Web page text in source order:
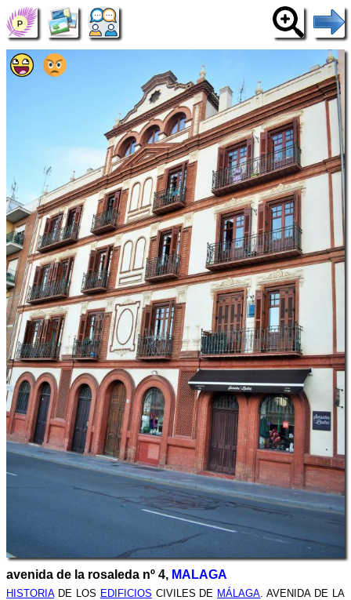
avenida de la rosaleda nº 4, MALAGA
HISTORIADE LOS EDIFICIOS CIVILES DE MÁLAGA . AVENIDA DE LA